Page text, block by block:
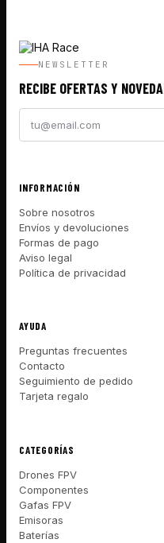
NEWSLETTER
RECIBE OFERTAS Y
INFORMACIÓN
Sobre nosotros
Envíos y devoluciones
Formas de pago
Aviso legal
Política de privacidad
AYUDA
Preguntas frecuentes
Contacto
Seguimiento de pedido
Tarjeta regalo
CATEGORÍAS
Drones FPV
Componentes
Gafas FPV
Emisoras
Baterías